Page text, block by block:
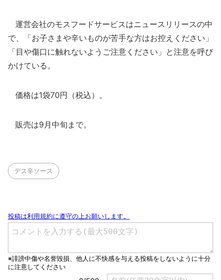
運営会社のモスフードサービスはニュースリリースの中
で、「お子さまや辛いものが苦手な方はお控えください」
「目や傷口に触れないようご注意ください」と注意を呼び
かけている。
価格は1袋70円（税込）。
販売は9月中旬まで。
デス辛ソース